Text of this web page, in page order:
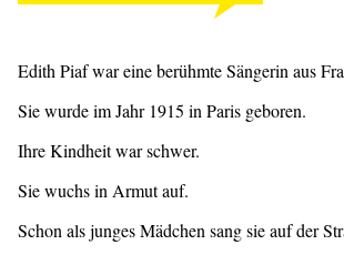
Edith Piaf war eine berühmte Sängerin aus
Sie wurde im Jahr 1915 in Paris geboren.
Ihre Kindheit war schwer.
Sie wuchs in Armut auf.
Schon als junges Mädchen sang sie auf der